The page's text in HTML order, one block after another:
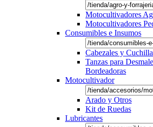
Motocultivadores
Motocultivadores
Consumibles e Insumos
Cabezales y
Tanzas para
Bordeadoras
Motocultivador
Arado y Otros
Kit de Ruedas
Lubricantes